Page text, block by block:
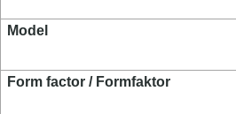
Model
Form factor / Formfaktor